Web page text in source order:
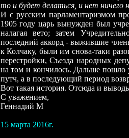
то и будет делаться, и нет ничего
И с русским парламентаризмом
1905 году царь вынужден был
налагая вето; затем
последний аккорд - выжившие
к Колчаку, были им снова-таки
перестройки, Съезда народных
на том и кончилось. Дальше пошло
путч, а в последующий период
Вот такая история. Отсюда и
С уважением,
Геннадий М
15 марта 2016г.